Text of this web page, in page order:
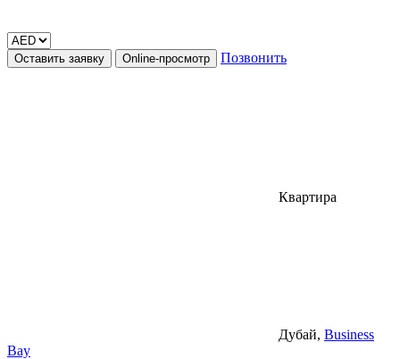
Оставить заявку Online-просмотр Позвонить
Квартира
Дубай, Business
Bay